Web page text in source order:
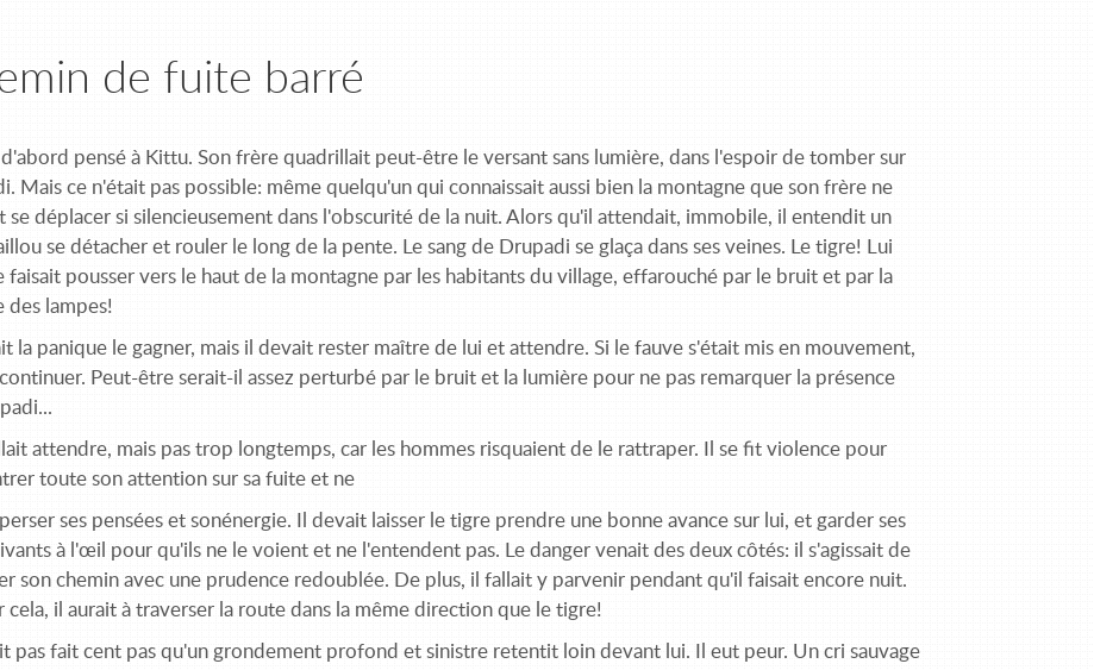
de fuite barré
d'abord pensé à Kittu. Son frère quadrillait peut-être le versant sans lumière, dans l'espoir de tomber sur
Mais ce n'était pas possible: même quel­qu'un qui connaissait aussi bien la montagne que son frère ne
se déplacer si silencieu­sement dans l'obscurité de la nuit. Alors qu'il attendait, immobile, il entendit un
se déta­cher et rouler le long de la pente. Le sang de Drupadi se glaça dans ses veines. Le tigre! Lui
faisait pousser vers le haut de la montagne par les habitants du village, effarouché par le bruit et par la
des lampes!
la panique le gagner, mais il devait rester maître de lui et attendre. Si le fauve s'était mis en mouvement,
Peut-être serait-il assez per­turbé par le bruit et la lumière pour ne pas remarquer la présence
attendre, mais pas trop longtemps, car les hommes risquaient de le rattraper. Il se fit violence pour
toute son attention sur sa fuite et ne
ses pensées et sonénergie. Il devait laisser le tigre prendre une bonne avance sur lui, et garder ses
à l'œil pour qu'ils ne le voient et ne l'entendent pas. Le danger venait des deux côtés: il s'agissait de
son chemin avec une prudence redoublée. De plus, il fallait y parvenir pendant qu'il faisait encore nuit.
cela, il aurait à traverser la route dans la même direction que le tigre!
pas fait cent pas qu'un grondement profond et sinistre retentit loin devant lui. Il eut peur. Un cri sauvage